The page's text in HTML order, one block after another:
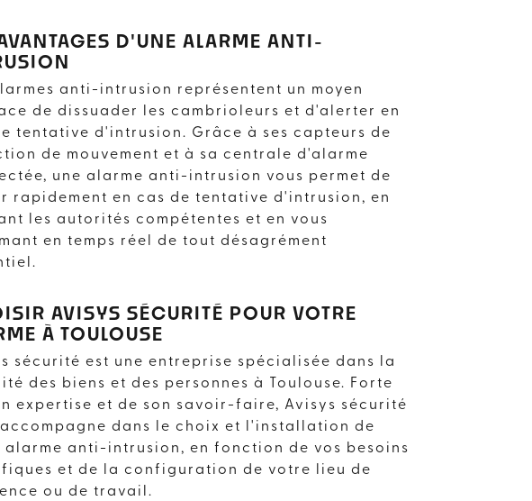
PRÈS DE
D'UNE ALARME ANTI-
anti-intrusion représentent un moyen
de dissuader les cambrioleurs et d'alerter en
tentative d'intrusion. Grâce à ses capteurs de
de mouvement et à sa centrale d'alarme
une alarme anti-intrusion vous permet de
rapidement en cas de tentative d'intrusion, en
les autorités compétentes et en vous
en temps réel de tout désagrément
AVISYS SÉCURITÉ POUR VOTRE
À TOULOUSE
sécurité est une entreprise spécialisée dans la
des biens et des personnes à Toulouse. Forte
expertise et de son savoir-faire, Avisys sécurité
dans le choix et l'installation de
alarme anti-intrusion, en fonction de vos besoins
et de la configuration de votre lieu de
ou de travail.